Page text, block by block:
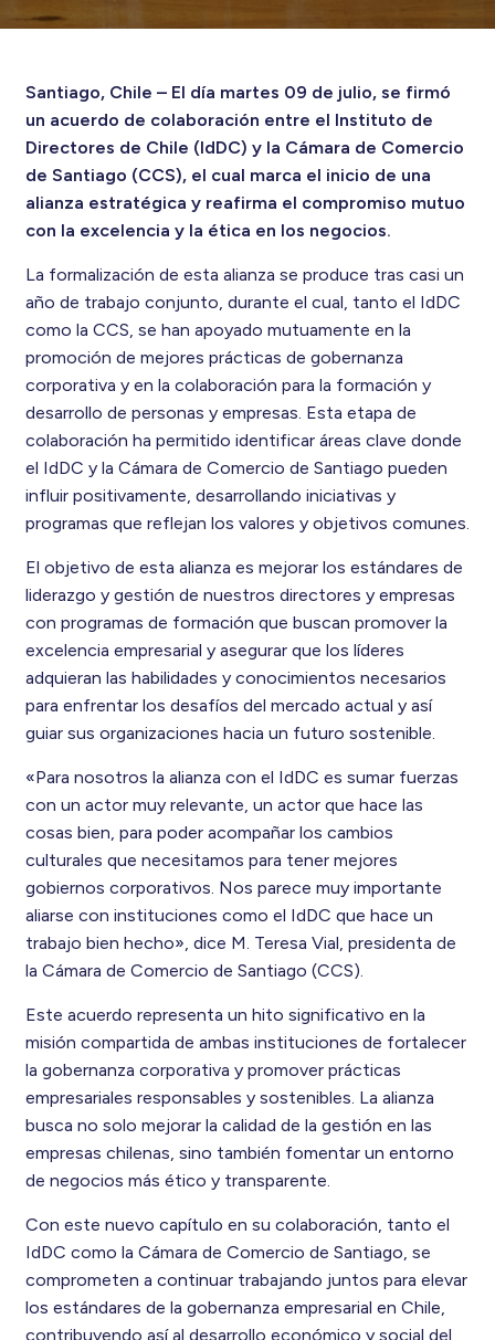
Santiago, Chile – El día martes 09 de julio, se firmó
un acuerdo de colaboración entre el Instituto de
Directores de Chile (IdDC) y la Cámara de Comercio
de Santiago (CCS), el cual marca el inicio de una
alianza estratégica y reafirma el compromiso mutuo
con la excelencia y la ética en los negocios.
La formalización de esta alianza se produce tras casi un
año de trabajo conjunto, durante el cual, tanto el IdDC
como la CCS, se han apoyado mutuamente en la
promoción de mejores prácticas de gobernanza
corporativa y en la colaboración para la formación y
desarrollo de personas y empresas. Esta etapa de
colaboración ha permitido identificar áreas clave donde
el IdDC y la Cámara de Comercio de Santiago pueden
influir positivamente, desarrollando iniciativas y
programas que reflejan los valores y objetivos comunes.
El objetivo de esta alianza es mejorar los estándares de
liderazgo y gestión de nuestros directores y empresas
con programas de formación que buscan promover la
excelencia empresarial y asegurar que los líderes
adquieran las habilidades y conocimientos necesarios
para enfrentar los desafíos del mercado actual y así
guiar sus organizaciones hacia un futuro sostenible.
«Para nosotros la alianza con el IdDC es sumar fuerzas
con un actor muy relevante, un actor que hace las
cosas bien, para poder acompañar los cambios
culturales que necesitamos para tener mejores
gobiernos corporativos. Nos parece muy importante
aliarse con instituciones como el IdDC que hace un
trabajo bien hecho», dice M. Teresa Vial, presidenta de
la Cámara de Comercio de Santiago (CCS).
Este acuerdo representa un hito significativo en la
misión compartida de ambas instituciones de fortalecer
la gobernanza corporativa y promover prácticas
empresariales responsables y sostenibles. La alianza
busca no solo mejorar la calidad de la gestión en las
empresas chilenas, sino también fomentar un entorno
de negocios más ético y transparente.
Con este nuevo capítulo en su colaboración, tanto el
IdDC como la Cámara de Comercio de Santiago, se
comprometen a continuar trabajando juntos para elevar
los estándares de la gobernanza empresarial en Chile,
contribuyendo así al desarrollo económico y social del